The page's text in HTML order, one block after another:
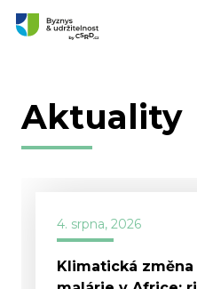
Aktuality
4. srpna, 2026
Klimatická